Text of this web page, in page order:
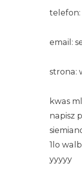
telefon:
email:
strona:
kwas
napisz
1lo
yyyyy